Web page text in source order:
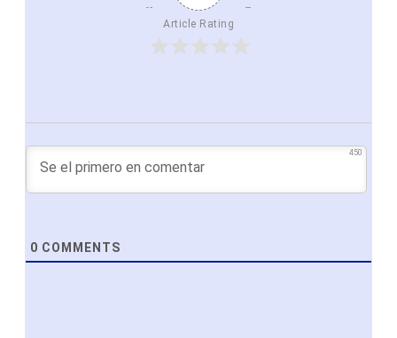
Article Rating
450
0 COMMENTS